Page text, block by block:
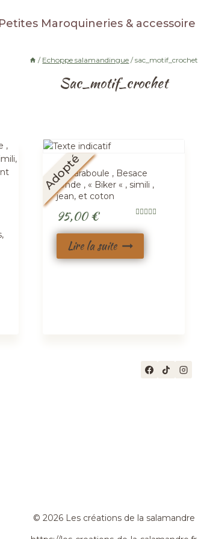
Petites Maroquineries & accessoire
/ Echoppe salamandingue / sac_motif_crochet
Sac_motif_crochet
Adopté
La caraboule , Besace
ronde , « Biker « , simili ,
jean, et coton
5.00
sur 5
95,00€
Lire la suite
© 2026 Les créations de la salamandre